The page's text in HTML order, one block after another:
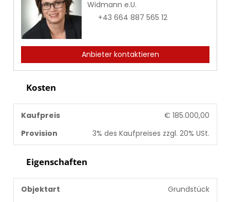
Widmann e.U.
+43 664 887 565 12
Anbieter kontaktieren
Kosten
Kaufpreis
€ 185.000,00
Provision
3% des Kaufpreises zzgl. 20% USt.
Eigenschaften
Objektart
Grundstück